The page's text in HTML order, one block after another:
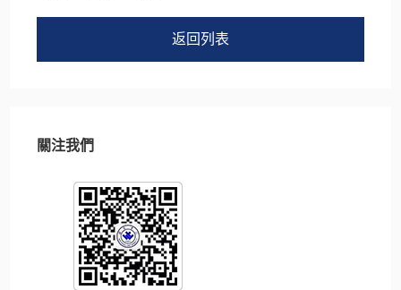
返回列表
關注我們